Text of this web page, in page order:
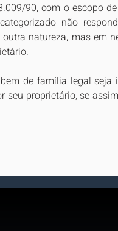
90, com o escopo
não
natureza, mas em
de família legal seja
seu proprietário, se